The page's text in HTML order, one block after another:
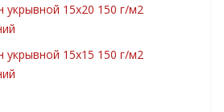
укрывной 15х20 150 г/м2
укрывной 15х15 150 г/м2